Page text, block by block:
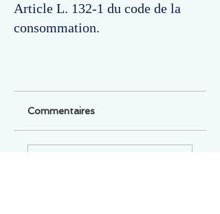
Article L. 132-1 du code de la
consommation.
Commentaires